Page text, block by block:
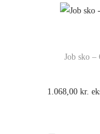
Job sko
1.068,00 kr.